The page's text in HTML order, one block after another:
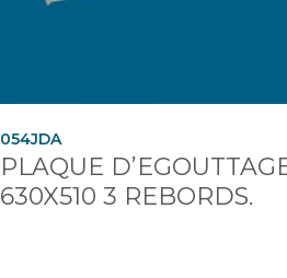
054JDA
PLAQUE
630X510 3 REBORDS.